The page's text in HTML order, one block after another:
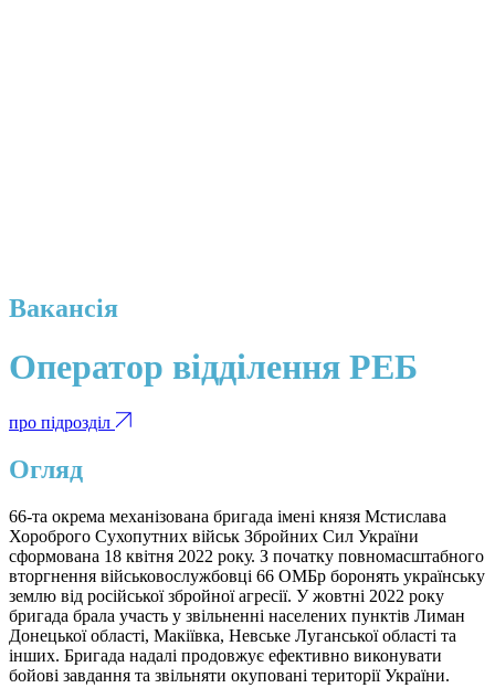
Вакансія
Оператор відділення РЕБ
про підрозділ
Огляд
66-та окрема механізована бригада імені князя Мстислава
Хороброго Сухопутних військ Збройних Сил України
сформована 18 квітня 2022 року. З початку повномасштабного
вторгнення військовослужбовці 66 ОМБр боронять українську
землю від російської збройної агресії. У жовтні 2022 року
бригада брала участь у звільненні населених пунктів Лиман
Донецької області, Макіївка, Невське Луганської області та
інших. Бригада надалі продовжує ефективно виконувати
бойові завдання та звільняти окуповані території України.